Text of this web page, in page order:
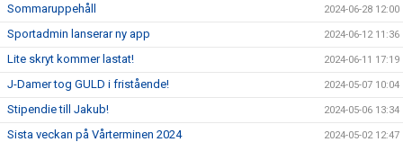
Sommaruppehåll 2024-06-28 12:00
Sportadmin lanserar ny app 2024-06-12 11:36
Lite skryt kommer lastat! 2024-06-11 17:19
J-Damer tog GULD i fristående! 2024-05-07 10:04
Stipendie till Jakub! 2024-05-06 13:34
Sista veckan på Vårterminen 2024 2024-05-02 12:47